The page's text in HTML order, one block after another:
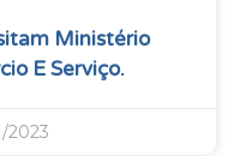
Ministério
E Serviço.
2023